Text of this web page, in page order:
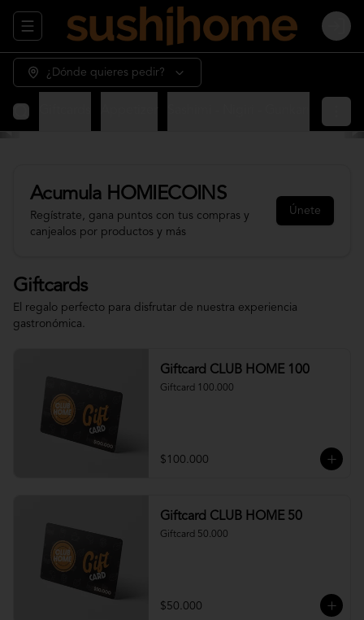
Abrir menu de navegación Login
¿Dónde quieres pedir?
Acumula HOMIECOINS
Regístrate, gana puntos con tus compras y
canjealos por productos y más
Únete
Giftcards
El regalo perfecto para disfrutar de nuestra experiencia
gastronómica.
Giftcard CLUB HOME 100
Giftcard 100.000
$100.000
Giftcard CLUB HOME 50
Giftcard 50.000
$50.000